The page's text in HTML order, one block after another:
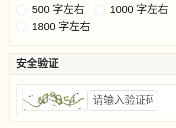
500 字左右
1000 字左右
1800 字左右
安全验证